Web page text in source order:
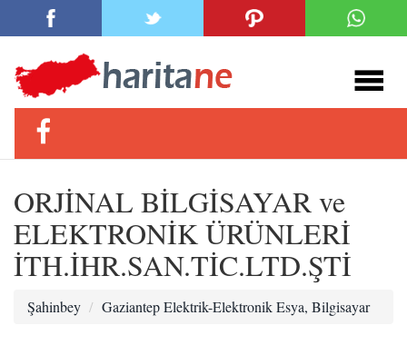
ORJİNAL BİLGİSAYAR ve
ELEKTRONİK ÜRÜNLERİ
İTH.İHR.SAN.TİC.LTD.ŞTİ
Şahinbey Gaziantep Elektrik-Elektronik Esya, Bilgisayar